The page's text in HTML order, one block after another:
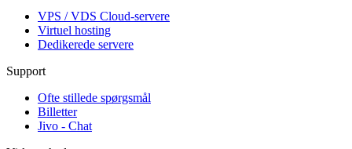
VPS / VDS Cloud-servere
Virtuel hosting
Dedikerede servere
Support
Ofte stillede spørgsmål
Billetter
Jivo - Chat